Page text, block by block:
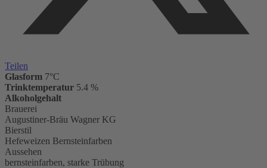
Teilen
Glasform 7°C
Trinktemperatur 5.4 %
Alkoholgehalt
Brauerei
Augustiner-Bräu Wagner KG
Bierstil
Hefeweizen Bernsteinfarben
Aussehen
bernsteinfarben, starke Trübung